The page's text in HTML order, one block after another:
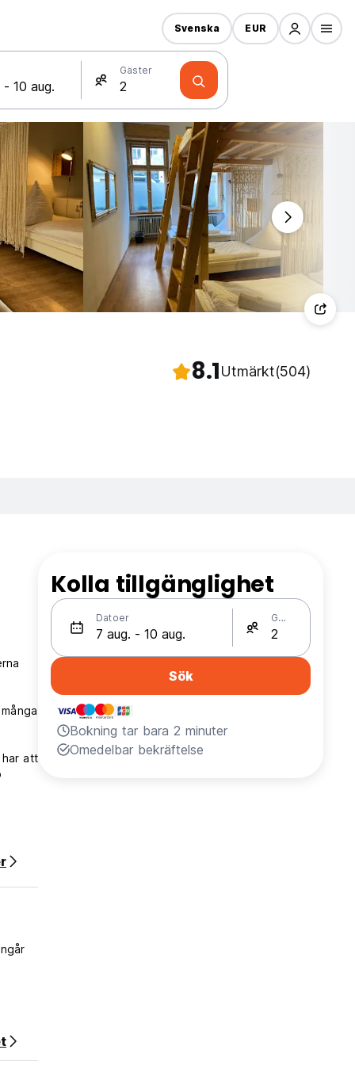
Gäster
Svenska EUR
8.1Utmärkt(504)
har att
Kolla tillgänglighet
Datoer Gäster
Sök
Bokning tar bara 2 minuter
Omedelbar bekräftelse